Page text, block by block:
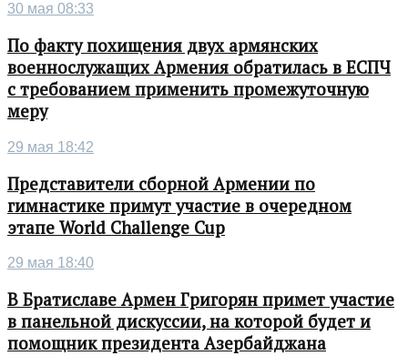
30 мая 08:33
По факту похищения двух армянских
военнослужащих Армения обратилась в ЕСПЧ
с требованием применить промежуточную
меру
29 мая 18:42
Представители сборной Армении по
гимнастике примут участие в очередном
этапе World Challenge Cup
29 мая 18:40
В Братиславе Армен Григорян примет участие
в панельной дискуссии, на которой будет и
помощник президента Азербайджана